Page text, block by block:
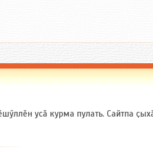
усӑ курма пулать. Сайтпа